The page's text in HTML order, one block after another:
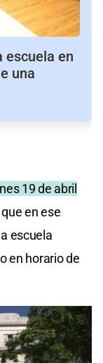
escuela en
una
19 de abril
en ese
escuela
en horario de